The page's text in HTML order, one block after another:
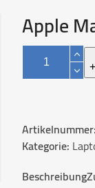
Apple
Apple
MacBook
Pro
16"
(2021)
Menge
Artikelnummer:
Kategorie:
Beschreibung